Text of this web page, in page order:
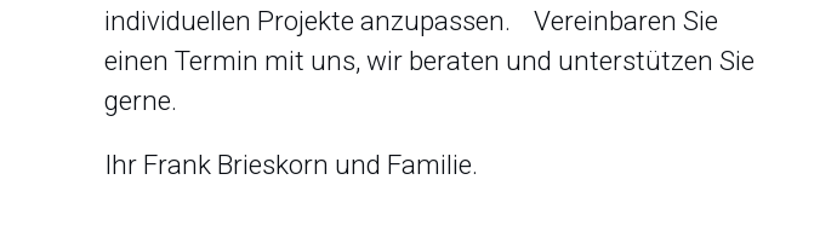
individuellen Projekte anzupassen. Vereinbaren Sie
einen Termin mit uns, wir beraten und unterstützen Sie
gerne.
Ihr Frank Brieskorn und Familie.